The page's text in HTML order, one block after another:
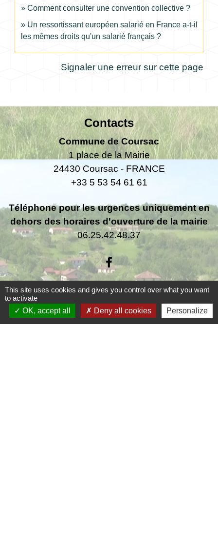
Comment consulter une convention collective ?
Un ressortissant européen salarié en France a-t-il
les mêmes droits qu'un salarié français ?
Signaler une erreur sur cette page
Contacts
Commune de Coursac
1 place de la Mairie
24430 Coursac - FRANCE
+33 5 53 54 61 61
Téléphone pour les urgences uniquement en
dehors des horaires d'ouverture de la mairie
06.25.42.48.37
Liens
Grand Périgueux
This site uses cookies and gives you control over what you want
to activate
OK, accept all
Deny all cookies Personalize